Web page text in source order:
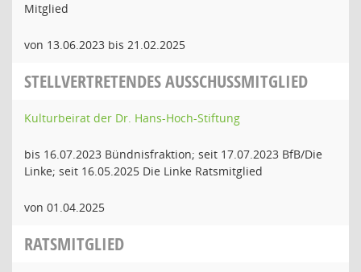
Mitglied
von 13.06.2023 bis 21.02.2025
STELLVERTRETENDES AUSSCHUSSMITGLIED
Kulturbeirat der Dr. Hans-Hoch-Stiftung
bis 16.07.2023 Bündnisfraktion; seit 17.07.2023 BfB/Die
Linke; seit 16.05.2025 Die Linke Ratsmitglied
von 01.04.2025
RATSMITGLIED